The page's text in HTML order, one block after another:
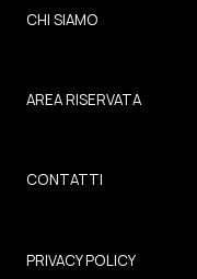
CHI SIAMO
AREA RISERVATA
CONTATTI
PRIVACY POLICY